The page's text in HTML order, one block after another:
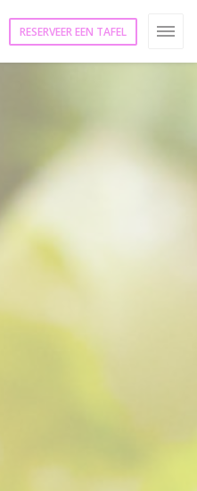
RESERVEER EEN TAFEL